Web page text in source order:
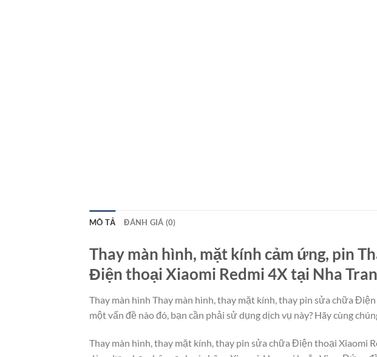
MÔ TẢ ĐÁNH GIÁ (0)
Thay màn hình, mặt kính cảm ứng, pin
Điện thoại Xiaomi Redmi 4X tại Nha
Thay màn hình Thay màn hình, thay mặt kính, thay pin sửa chữa
một vấn đề nào đó, bạn cần phải sử dụng dịch vụ này? Hãy cùng
Thay màn hình, thay mặt kính, thay pin sửa chữa Điện thoại